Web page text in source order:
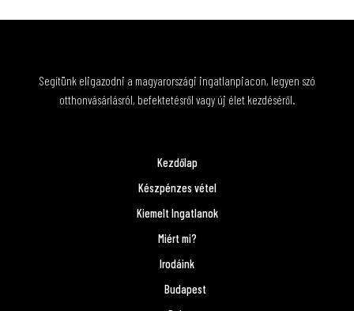
Segítünk eligazodni a magyarországi ingatlanpiacon, legyen szó
otthonvásárlásról, befektetésről vagy új élet kezdéséről.
Kezdőlap
Készpénzes vétel
Kiemelt Ingatlanok
Miért mi?
Irodáink
Budapest